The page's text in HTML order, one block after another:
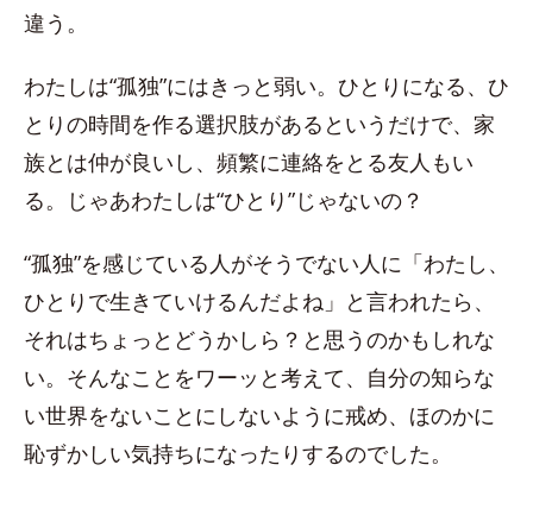
違う。
わたしは“孤独”にはきっと弱い。ひとりになる、ひ
とりの時間を作る選択肢があるというだけで、家
族とは仲が良いし、頻繁に連絡をとる友人もい
る。じゃあわたしは“ひとり”じゃないの？
“孤独”を感じている人がそうでない人に「わたし、
ひとりで生きていけるんだよね」と言われたら、
それはちょっとどうかしら？と思うのかもしれな
い。そんなことをワーッと考えて、自分の知らな
い世界をないことにしないように戒め、ほのかに
恥ずかしい気持ちになったりするのでした。